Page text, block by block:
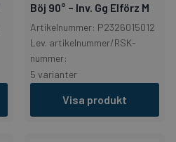
Böj 90° – Inv. Gg Elförz M
Artikelnummer: P2326015012
Lev. artikelnummer/RSK-
nummer:
5 varianter
Visa produkt